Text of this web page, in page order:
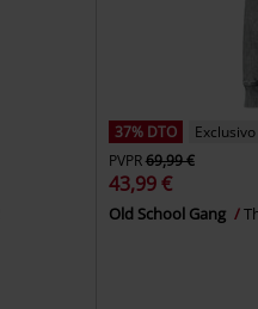
37% DTO
Exclusivo
PVPR69,99 €
43,99 €
Old School Gang